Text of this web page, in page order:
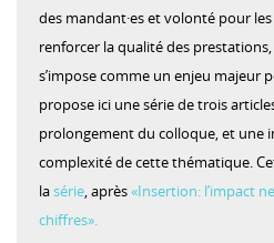
des mandant·es et volonté pour
renforcer la qualité des prestations,
s’impose comme un enjeu majeur
propose ici une série de trois
prolongement du colloque, et une
complexité de cette thématique.
lasérie, après«Insertion: l’impact
chiffres».